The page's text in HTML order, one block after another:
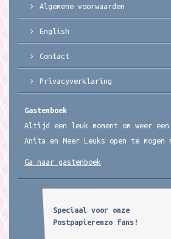
Algemene voorwaarden
English
Contact
Privacyverklaring
Gastenboek
Altijd een leuk moment om weer
Anita en Meer Leuks open te mogen
Ga naar gastenboek
Speciaal voor onze
Postpapierenzo fans!